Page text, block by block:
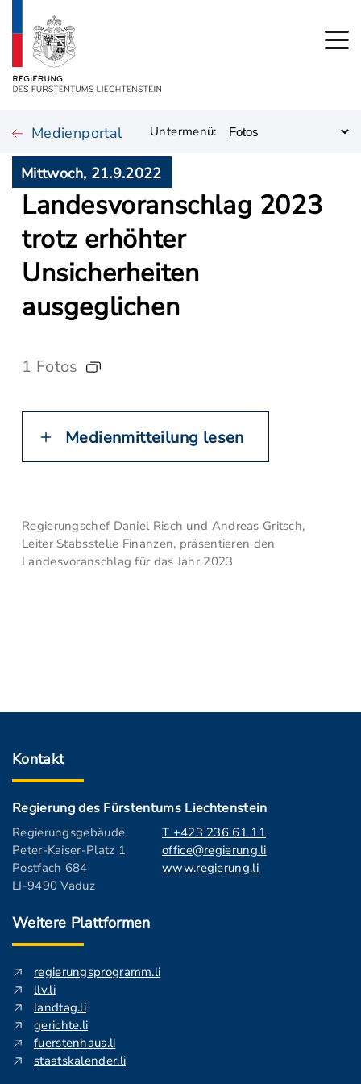
Medienportal Untermenü:
Mittwoch, 21.9.2022
Landesvoranschlag 2023
trotz erhöhter
Unsicherheiten
ausgeglichen
1 Fotos
Medienmitteilung lesen
Regierungschef Daniel Risch und Andreas Gritsch,
Leiter Stabsstelle Finanzen, präsentieren den
Landesvoranschlag für das Jahr 2023
Kontakt
Regierung des Fürstentums Liechtenstein
Regierungsgebäude
Peter-Kaiser-Platz 1
Postfach 684
LI-9490 Vaduz
T +423 236 61 11
office@regierung.li
www.regierung.li
Weitere Plattformen
regierungsprogramm.li
llv.li
landtag.li
gerichte.li
fuerstenhaus.li
staatskalender.li